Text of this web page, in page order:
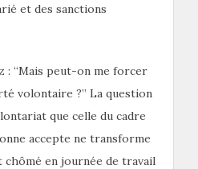
et des sanctions
: “Mais peut-on me forcer
volontaire ?” La question
que celle du cadre
accepte ne transforme
chômé en journée de travail